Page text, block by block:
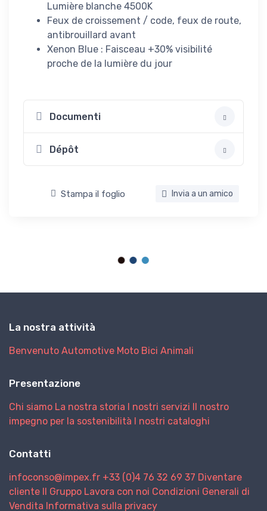
Lumière blanche 4500K
Feux de croissement / code, feux de route,
antibrouillard avant
Xenon Blue : Faisceau +30% visibilité
proche de la lumière du jour
Documenti
Dépôt
Stampa il foglio Invia a un amico
La nostra attività
Benvenuto Automotive Moto Bici Animali
Presentazione
Chi siamo La nostra storia I nostri servizi
Il nostro
impegno per la sostenibilità
I nostri cataloghi
Contatti
infoconso@impex.fr +33 (0)4 76 32 69 37 Diventare
cliente
Il Gruppo Lavora con noi Condizioni Generali di
Vendita Informativa sulla privacy